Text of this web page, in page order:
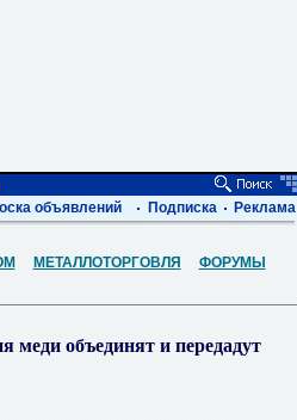
объявлений Подписка Реклама
МЕТАЛЛОТОРГОВЛЯ ФОРУМЫ
меди объединят и передадут